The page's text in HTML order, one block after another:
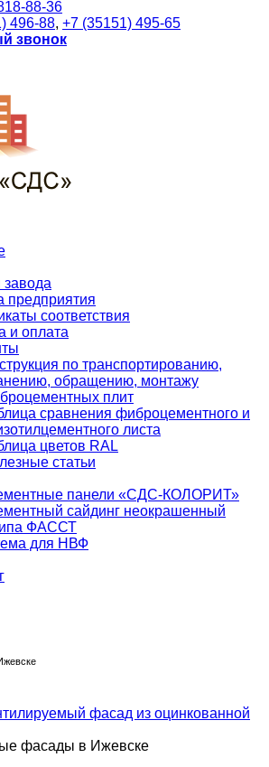
88-36
496-88, +7 (35151) 495-65
звонок
завода
предприятия
соответствия
и оплата
по транспортированию,
обращению, монтажу
плит
сравнения фиброцементного и
листа
цветов RAL
статьи
панели «СДС-КОЛОРИТ»
сайдинг неокрашенный
ФАССТ
для НВФ
фасад из оцинкованной
фасады в Ижевске